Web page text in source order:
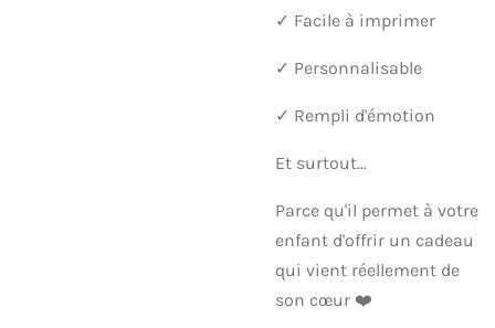
✓ Facile à imprimer
✓ Personnalisable
✓ Rempli d'émotion
Et surtout...
Parce qu'il permet à votre
enfant d'offrir un cadeau
qui vient réellement de
son cœur ❤️